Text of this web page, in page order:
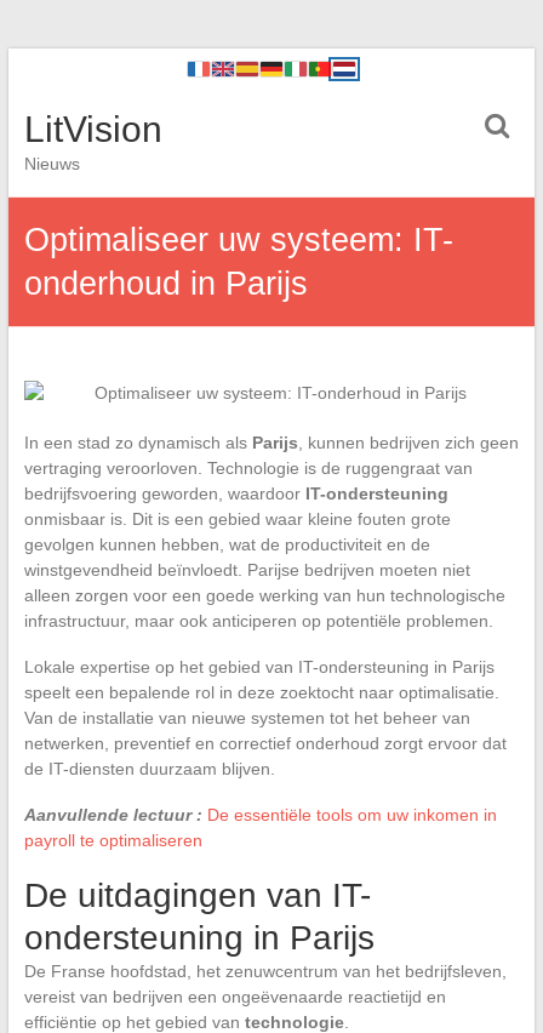
LitVision
Nieuws
Optimaliseer uw systeem: IT-
onderhoud in Parijs
In een stad zo dynamisch als Parijs , kunnen bedrijven zich geen
vertraging veroorloven. Technologie is de ruggengraat van
bedrijfsvoering geworden, waardoor IT-ondersteuning
onmisbaar is. Dit is een gebied waar kleine fouten grote
gevolgen kunnen hebben, wat de productiviteit en de
winstgevendheid beïnvloedt. Parijse bedrijven moeten niet
alleen zorgen voor een goede werking van hun technologische
infrastructuur, maar ook anticiperen op potentiële problemen.
Lokale expertise op het gebied van IT-ondersteuning in Parijs
speelt een bepalende rol in deze zoektocht naar optimalisatie.
Van de installatie van nieuwe systemen tot het beheer van
netwerken, preventief en correctief onderhoud zorgt ervoor dat
de IT-diensten duurzaam blijven.
Aanvullende lectuur : De essentiële tools om uw inkomen in
payroll te optimaliseren
De uitdagingen van IT-
ondersteuning in Parijs
De Franse hoofdstad, het zenuwcentrum van het bedrijfsleven,
vereist van bedrijven een ongeëvenaarde reactietijd en
efficiëntie op het gebied van technologie.